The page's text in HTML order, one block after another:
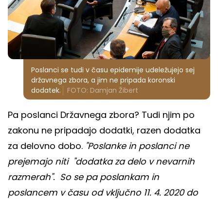
Poslanci se tudi v času epidemije udeležujejo sej
državnega zbora, a jim ne pripada koronski
dodatek.
FOTO: Damjan Žibert
Pa poslanci Državnega zbora? Tudi njim po
zakonu ne pripadajo dodatki, razen dodatka
za delovno dobo. "Poslanke in poslanci ne
prejemajo niti "dodatka za delo v nevarnih
razmerah". So se pa poslankam in
poslancem v času od vključno 11. 4. 2020 do